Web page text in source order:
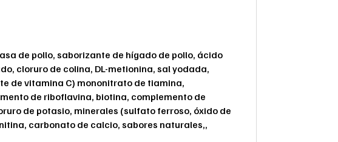
de pollo, saborizante de hígado de pollo, ácido
cloruro de colina, DL-metionina, sal yodada,
de vitamina C) mononitrato de tiamina,
de riboflavina, biotina, complemento de
de potasio, minerales (sulfato ferroso, óxido de
carbonato de calcio, sabores naturales,,